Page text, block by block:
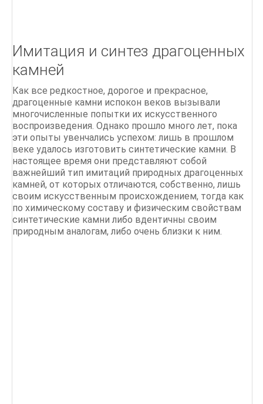
Классические цепи
Имитация и синтез драгоценных
камней
Как все редкостное, дорогое и прекрасное,
драгоценные камни испокон веков вызывали
многочисленные попытки их искусственного
воспроизведения. Однако прошло много лет, пока
эти опыты увенчались успехом: лишь в прошлом
веке удалось изготовить синтетические камни. В
настоящее время они представляют собой
важнейший тип имитаций природных драгоценных
камней, от которых отличаются, собственно, лишь
своим искусственным происхождением, тогда как
по химическому составу и физическим свойствам
синтетические камни либо вдентичны своим
природным аналогам, либо очень близки к ним.